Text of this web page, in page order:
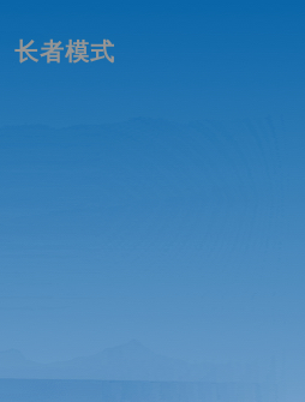
长者模式